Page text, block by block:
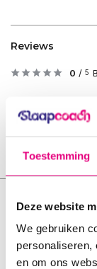
Toestemming
Deze website
We gebruiken
personaliseren,
en om ons
Reviews
0 / 5
Er zijn nog geen
Eerder bekeken
NoNoise
Sleep